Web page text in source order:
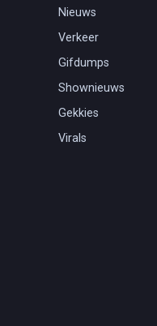
Nieuws
Verkeer
Gifdumps
Shownieuws
Gekkies
Virals